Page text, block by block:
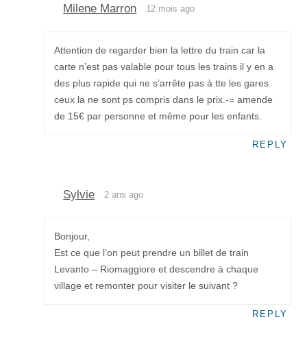
Milene Marron 12 mois ago
Attention de regarder bien la lettre du train car la
carte n’est pas valable pour tous les trains il y en a
des plus rapide qui ne s’arrête pas à tte les gares
ceux la ne sont ps compris dans le prix.-= amende
de 15€ par personne et même pour les enfants.
REPLY
Sylvie 2 ans ago
Bonjour,
Est ce que l’on peut prendre un billet de train
Levanto – Riomaggiore et descendre à chaque
village et remonter pour visiter le suivant ?
REPLY